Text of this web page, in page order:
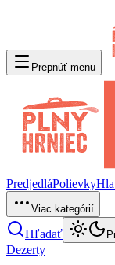
Prepnúť menu
PredjedláPolievky
Viac kategórií
Hľadať
Dezerty